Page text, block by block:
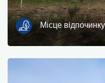
Місце відпочинку
Пам'ятники,
Пором